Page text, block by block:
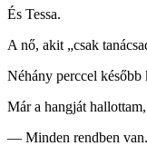
És Tessa.
A nő, akit „csak
Néhány perccel
Már a hangját
— Minden rendben